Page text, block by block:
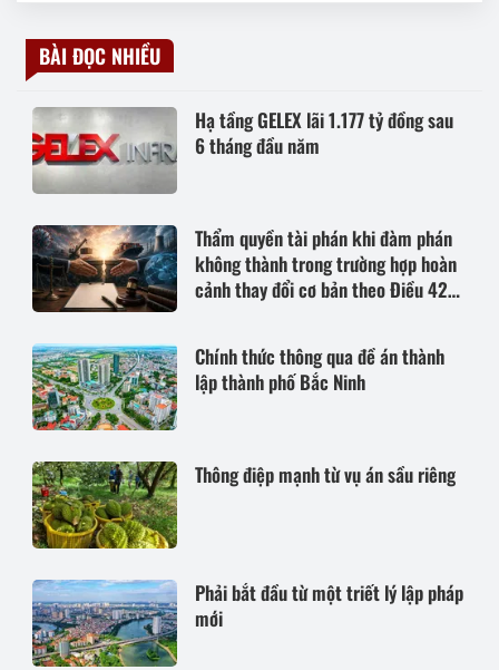
BÀI ĐỌC NHIỀU
Hạ tầng GELEX lãi 1.177 tỷ đồng sau
6 tháng đầu năm
Thẩm quyền tài phán khi đàm phán
không thành trong trường hợp hoàn
cảnh thay đổi cơ bản theo Điều 420
Chính thức thông qua đề án thành
lập thành phố Bắc Ninh
Thông điệp mạnh từ vụ án sầu riêng
Phải bắt đầu từ một triết lý lập pháp
mới